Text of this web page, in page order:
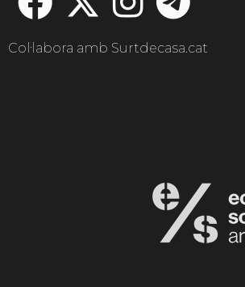
Col·labora amb Surtdecasa.cat